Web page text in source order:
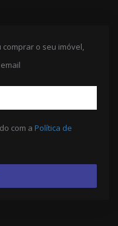
o seu imóvel,
com a Política de